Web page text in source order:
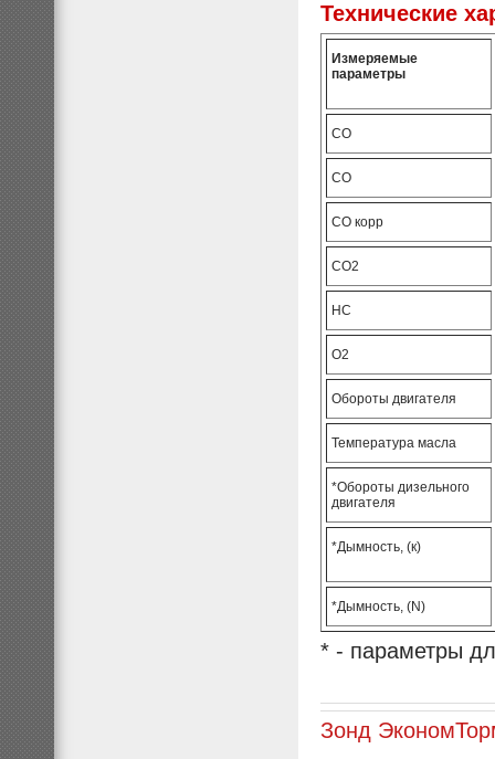
Технические
Измеряемые
параметры
СО
СО
СО корр
СО2
НС
О2
Обороты двигателя
Температура масла
*Обороты дизельного
двигателя
*Дымность, (к)
*Дымность, (N)
* - параметры
Зонд Эконом